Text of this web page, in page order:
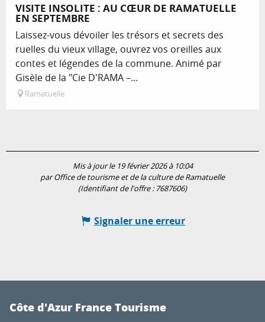
VISITE INSOLITE : AU CŒUR DE RAMATUELLE
EN SEPTEMBRE
Laissez-vous dévoiler les trésors et secrets des
ruelles du vieux village, ouvrez vos oreilles aux
contes et légendes de la commune. Animé par
Gisèle de la "Cie D'RAMA –...
Ramatuelle
Mis à jour le 19 février 2026 à 10:04
par Office de tourisme et de la culture de Ramatuelle
(Identifiant de l'offre : 7687606)
Signaler une erreur
Côte d'Azur France Tourisme